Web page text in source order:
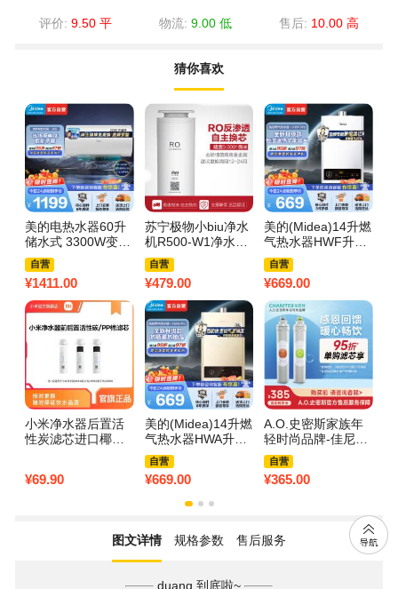
评价: 9.50 平 物流: 9.00 低 售后: 10.00 高
猜你喜欢
美的电热水器60升
储水式 3300W变频
免换镁棒省钱 安全
零电洗一级节能 智
能家电 F6032-JA5
(HE)
自营
¥1411.00
苏宁极物小biu净水
机R500-W1净水器
RO膜滤芯 反渗透
膜滤芯
自营
¥479.00
美的(Midea)14升燃
气热水器HWF升级
款天然气家用智能
变频恒温 节能省气
低水压启动JSQ27-
HWF Pro
自营
¥669.00
小米净水器后置活
性炭滤芯进口椰壳
厨上式滤芯
¥69.90
美的(Midea)14升燃
气热水器HWA升级
款天然气家用智能
变频恒温 节能省气
低水压启动JSQ27-
HWA Pro
自营
¥669.00
A.O.史密斯家族年
轻时尚品牌-佳尼特
净水器家用滤芯 大
白 1、3级原装滤芯
购买前详询客服
自营
¥365.00
图文详情 规格参数 售后服务
duang 到底啦~